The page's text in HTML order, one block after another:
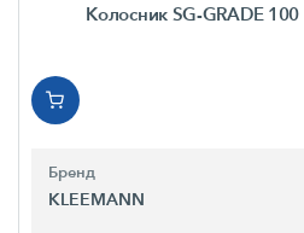
Колосник SG-GRADE 100
Бренд
KLEEMANN